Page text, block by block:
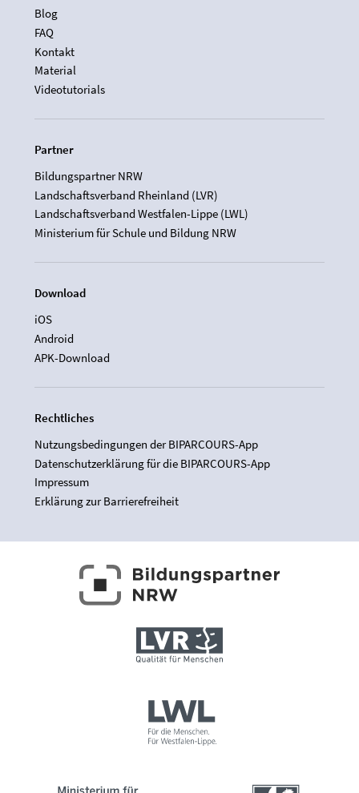
Blog
FAQ
Kontakt
Material
Videotutorials
Partner
Bildungspartner NRW
Landschaftsverband Rheinland (LVR)
Landschaftsverband Westfalen-Lippe (LWL)
Ministerium für Schule und Bildung NRW
Download
iOS
Android
APK-Download
Rechtliches
Nutzungsbedingungen der BIPARCOURS-App
Datenschutzerklärung für die BIPARCOURS-App
Impressum
Erklärung zur Barrierefreiheit